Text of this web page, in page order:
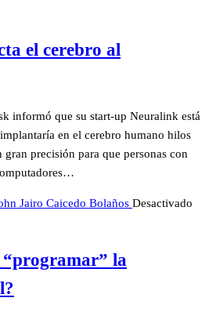
el cerebro al
informó que su start-up Neuralink está
en el cerebro humano hilos
gran precisión para que personas con
Jairo Caicedo Bolaños Desactivado
“programar” la